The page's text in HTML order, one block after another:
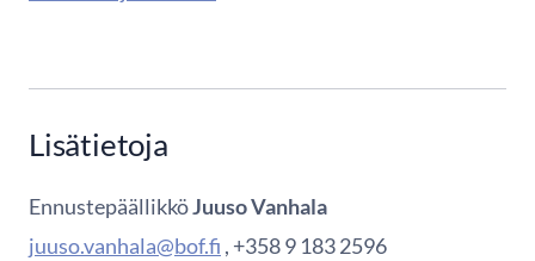
Lisätietoja
EnnustepäällikköJuuso Vanhala
juuso.vanhala@bof.fi , +358 9 183 2596